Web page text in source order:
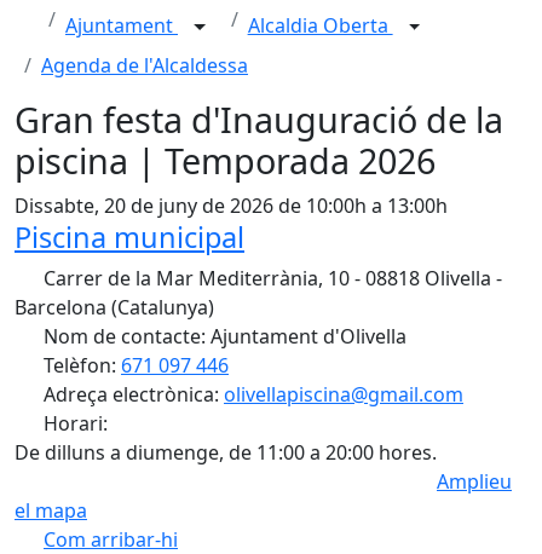
Ajuntament
Alcaldia Oberta
Agenda de l'Alcaldessa
Gran festa d'Inauguració de la
piscina | Temporada 2026
Dissabte, 20 de juny de 2026 de 10:00h a 13:00h
Piscina municipal
Carrer de la Mar Mediterrània, 10 - 08818 Olivella -
Barcelona (Catalunya)
Nom de contacte: Ajuntament d'Olivella
Telèfon: 671 097 446
Adreça electrònica: olivellapiscina@gmail.com
Horari:
De dilluns a diumenge, de 11:00 a 20:00 hores.
Amplieu
el mapa
Com arribar-hi